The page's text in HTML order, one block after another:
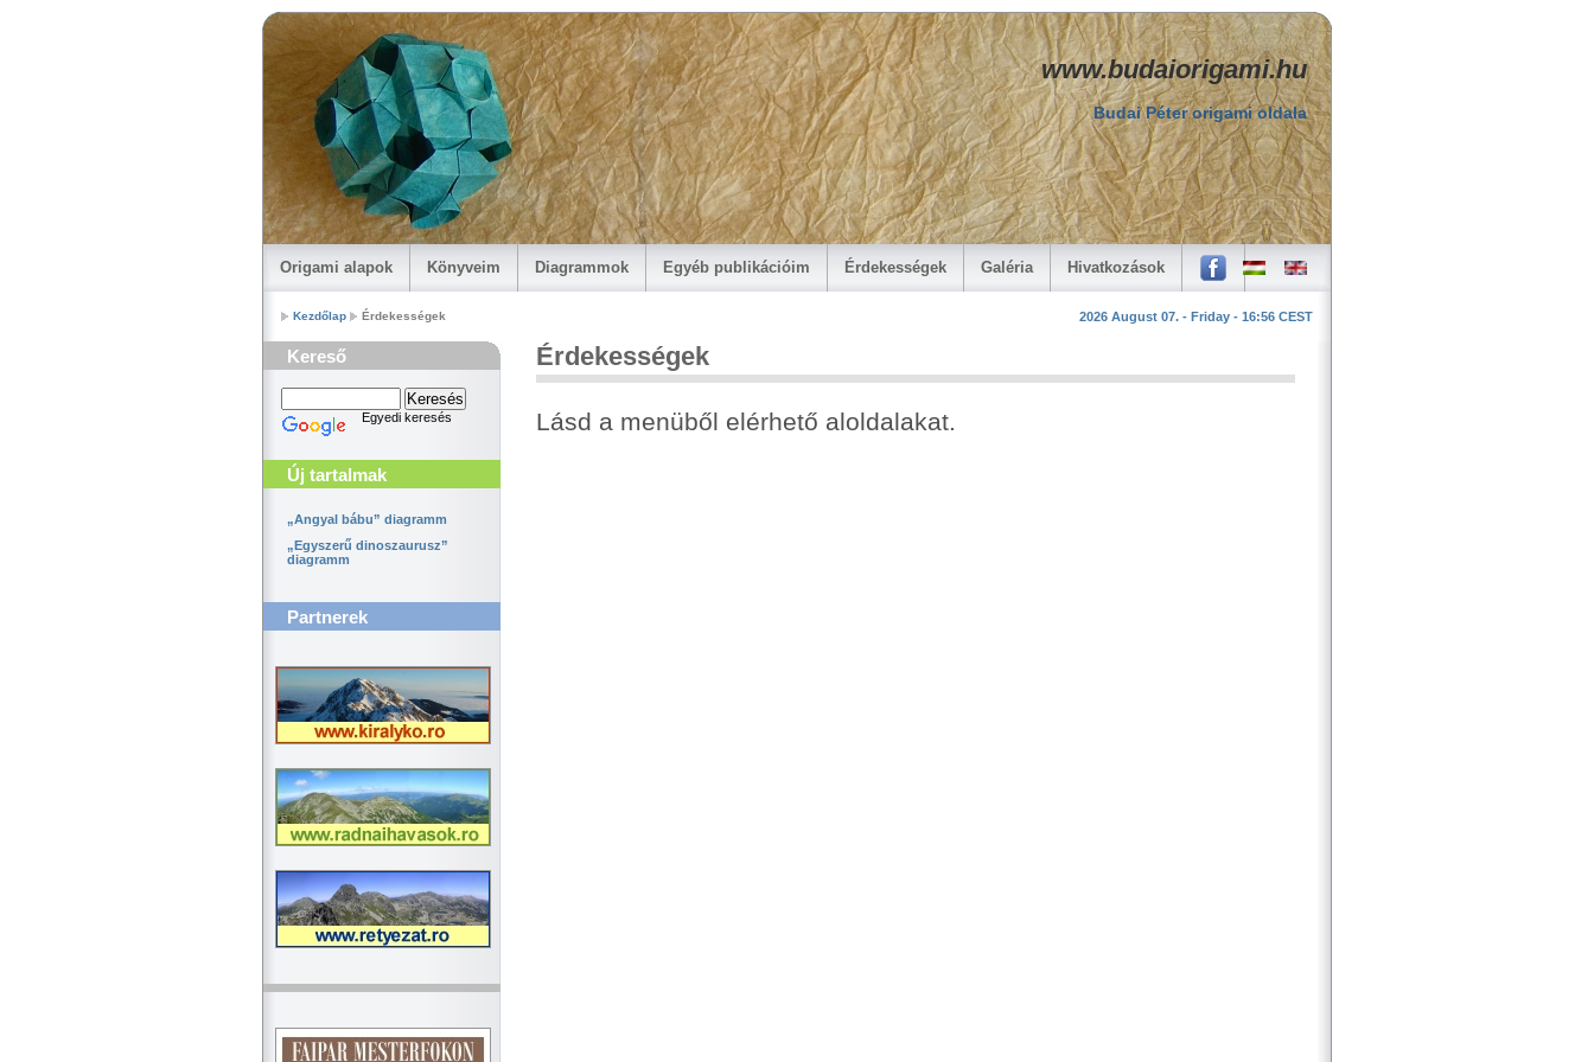
www.budaiorigami.hu
Budai Péter origami oldala
Origami alapok Könyveim Diagrammok Egyéb publikációim Érdekességek Galéria Hivatkozások
Kezdőlap Érdekességek 2026 August 07. - Friday - 16:56 CEST
Kereső
Egyedi keresés
Új tartalmak
„Angyal bábu” diagramm
„Egyszerű dinoszaurusz”
diagramm
Partnerek
Érdekességek
Lásd a menüből elérhető aloldalakat.